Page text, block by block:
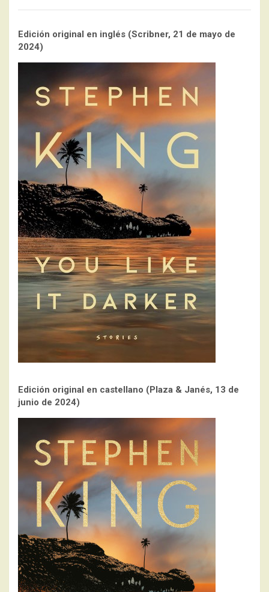
Edición original en inglés (Scribner, 21 de mayo de
2024)
Edición original en castellano (Plaza & Janés, 13 de
junio de 2024)